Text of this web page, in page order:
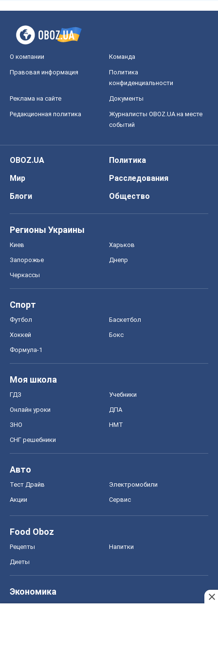
О компании Команда
Правовая информация
Политика
конфиденциальности
Реклама на сайте Документы
Редакционная политика
Журналисты OBOZ.UA на месте
событий
OBOZ.UA
Политика
Мир
Расследования
Блоги
Общество
Регионы Украины
Киев Харьков
Запорожье Днепр
Черкассы
Спорт
Футбол Баскетбол
Хоккей Бокс
Формула-1
Моя школа
ГДЗ Учебники
Онлайн уроки ДПА
ЗНО НМТ
СНГ решебники
Авто
Тест Драйв Электромобили
Акции Сервис
Food Oboz
Рецепты Напитки
Диеты
Экономика